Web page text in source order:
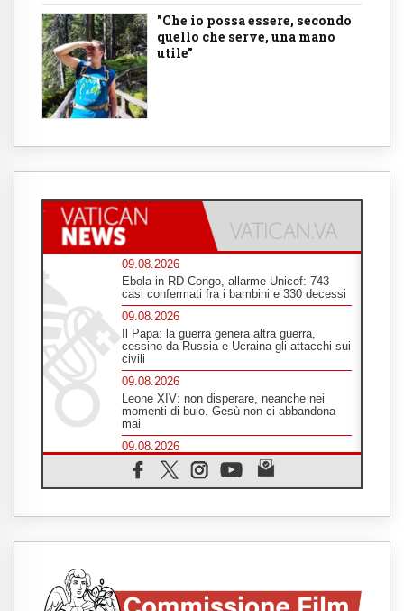
"Che io possa essere, secondo
quello che serve, una mano
utile"
09.08.2026
Ebola in RD Congo, allarme Unicef: 743
casi confermati fra i bambini e 330 decessi
09.08.2026
Il Papa: la guerra genera altra guerra,
cessino da Russia e Ucraina gli attacchi sui
civili
09.08.2026
Leone XIV: non disperare, neanche nei
momenti di buio. Gesù non ci abbandona
mai
09.08.2026
Drammatica escalation del conflitto tra
Russia e Ucraina
Tra Tolkien e Leone, un convegno su
09.08.2026